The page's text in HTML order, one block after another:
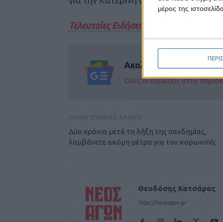
μέρος της
Τελευταίες Ειδήσεις Σήμερα
Ακολούθησε την
Όλες οι εξελίξεις στην
Δύο χρόνια μετά τη λήξη της πανδημίας,
λαμβάνετε ακόμη μέτρα για τον κορωνοϊό;
Θεοδόσης Κατσάρας
https://neosagon.gr